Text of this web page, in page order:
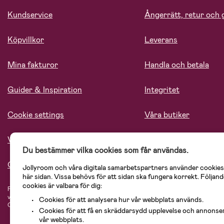
Kundservice
Köpvillkor
Mina fakturor
Guider & Inspiration
Cookie settings
Vårt ansvar
Om oss
Ångerrätt, retur och
Leverans
Handla och betala
Integritet
Våra butiker
På Jollyroom.se hittar du ett stort utbud av produkter för barnfamiljen. Hos
vårt sortiment hittar du barnvagnar, bilstolar, kläder för barn och baby,
Cosi, Baby Jogger, BabyBjörn, Didriksons, KidKraft, Ergobaby, Philips Avent,
Du bestämmer vilka cookies som får användas.
Jollyroom och våra digitala samarbetspartners använder
här sidan. Vissa behövs för att sidan ska fungera korrekt.
cookies är valbara för dig:
Cookies för att analysera hur vår webbplats används.
Cookies för att få en skräddarsydd upplevelse och
vår webbplats.